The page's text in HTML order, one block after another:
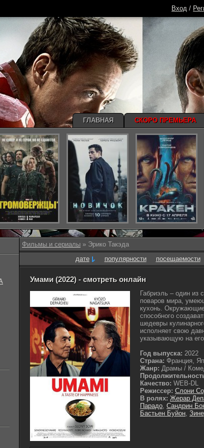
Фильмы и сериалы » Эрико Такэда
дате
популярности посещаемости
Умами (2022) - смотреть онлайн
Габриэль – один
поваров мира,
кухонь.
способного
шедевры
исполняет свою
указывающую на
Год выпуска: 2022
Страна: Франция,
Жанр: Драмы /
Качество: WEB-DL
Режиссер: Слони
В ролях: Жерар
Парадо, Сандрин
Бастьен Буйон,
Вход /
ГЛАВНАЯ СКОРО ПРЕМЬЕРА